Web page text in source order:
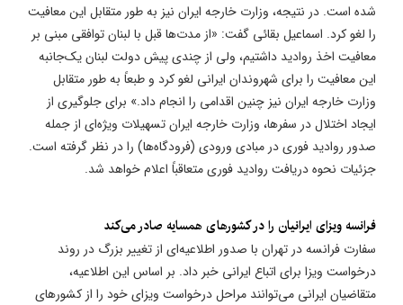
شده است. در نتیجه، وزارت خارجه ایران نیز به طور متقابل این معافیت
را لغو کرد. اسماعیل بقائی گفت: «از مدت‌ها قبل با لبنان توافقی مبنی بر
معافیت اخذ روادید داشتیم، ولی از چندی پیش دولت لبنان یک‌جانبه
این معافیت را برای شهروندان ایرانی لغو کرد و طبعاً به طور متقابل
وزارت خارجه ایران نیز چنین اقدامی را انجام داد.» برای جلوگیری از
ایجاد اختلال در سفرها، وزارت خارجه ایران تسهیلات ویژه‌ای از جمله
صدور روادید فوری در مبادی ورودی (فرودگاه‌ها) را در نظر گرفته است.
جزئیات نحوه دریافت روادید فوری متعاقباً اعلام خواهد شد.
فرانسه ویزای ایرانیان را در کشورهای همسایه صادر می‌کند
سفارت فرانسه در تهران با صدور اطلاعیه‌ای از تغییر بزرگ در روند
درخواست ویزا برای اتباع ایرانی خبر داد. بر اساس این اطلاعیه،
متقاضیان ایرانی می‌توانند مراحل درخواست ویزای خود را از کشورهای